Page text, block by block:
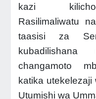
kazi
Rasilimaliwatu
taasisi za
changamoto
katika
Utumishi wa